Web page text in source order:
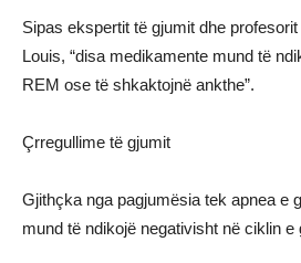
Sipas ekspertit të gjumit dhe
Louis, “disa medikamente mund të
REM ose të shkaktojnë ankthe”.
Çrregullime të gjumit
Gjithçka nga pagjumësia tek apnea e
mund të ndikojë negativisht në ciklin e